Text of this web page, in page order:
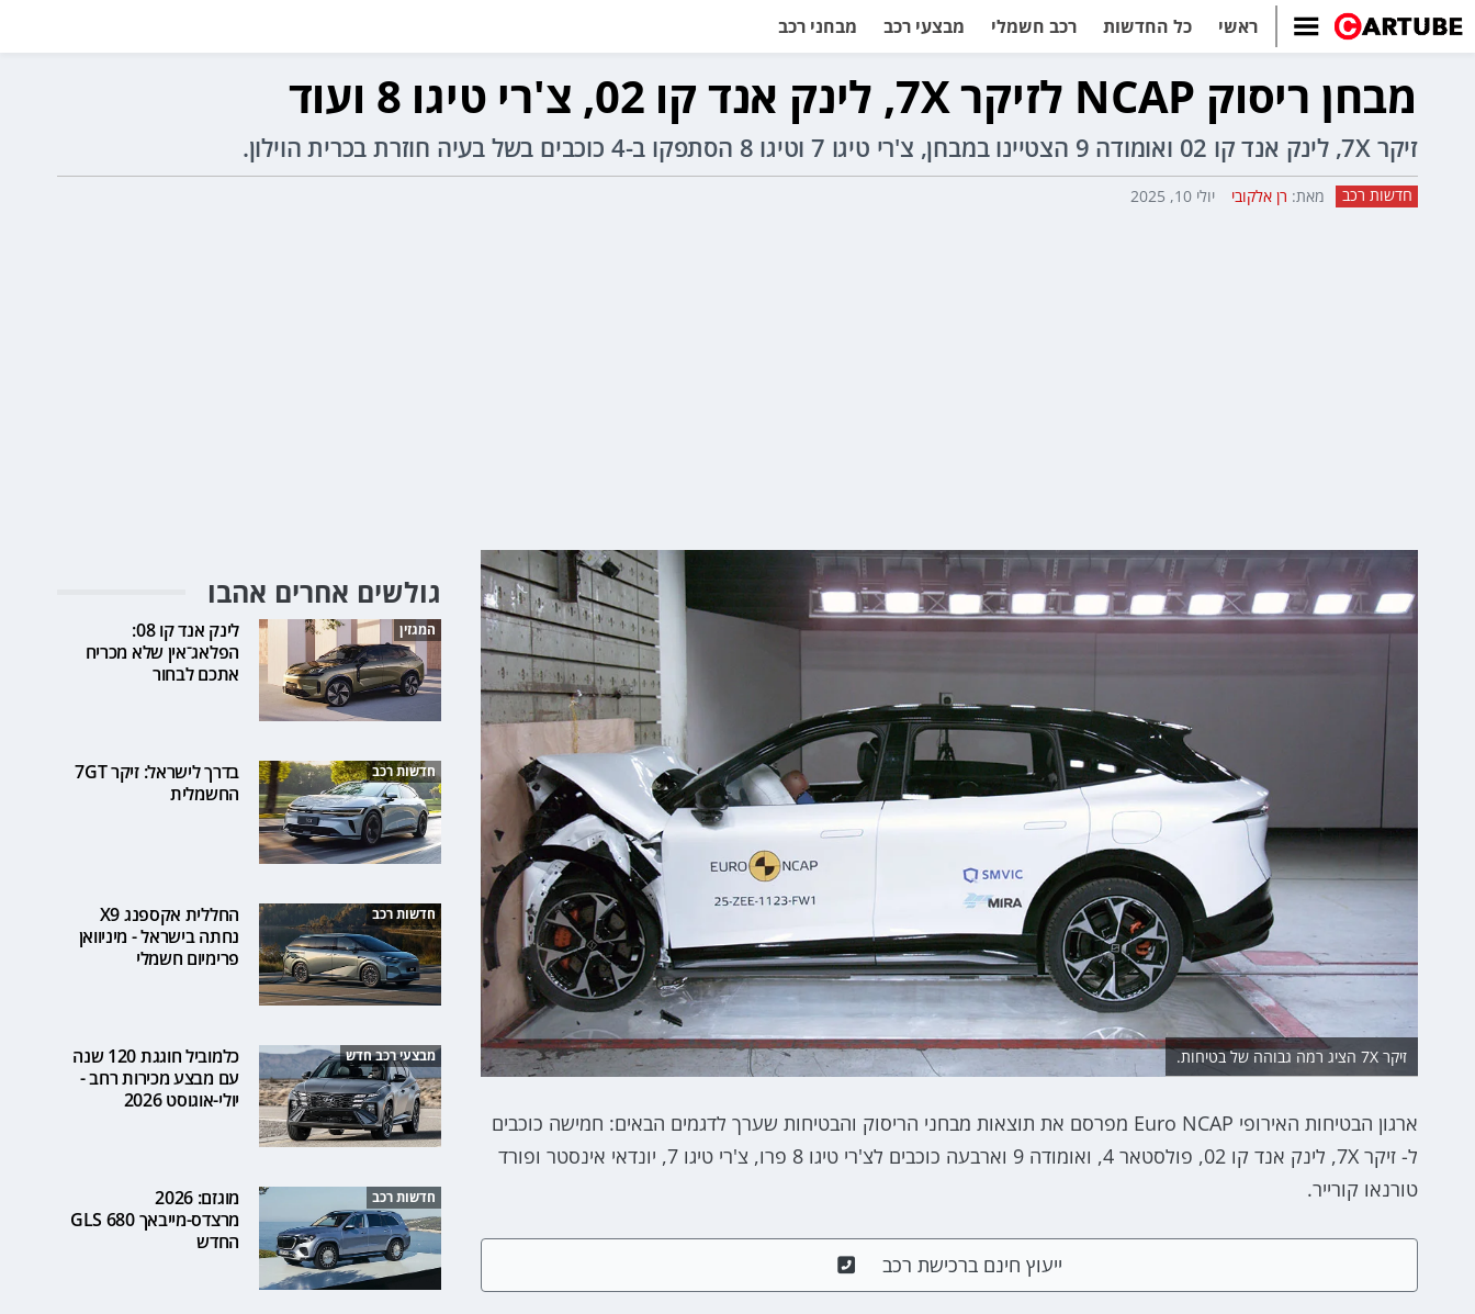
ראשי כל החדשות רכב חשמלי מבצעי רכב מבחני רכב
מבחן ריסוק NCAP לזיקר 7X, לינק אנד קו 02, צ'רי טיגו 8 ועוד
זיקר 7X, לינק אנד קו 02 ואומודה 9 הצטיינו במבחן, צ'רי טיגו 7 וטיגו 8 הסתפקו ב-4 כוכבים בשל בעיה חוזרת בכרית הוילון.
חדשות רכב מאת: רן אלקובי יולי 10, 2025
זיקר 7X הציג רמה גבוהה של בטיחות.
ארגון הבטיחות האירופי Euro NCAP מפרסם את תוצאות מבחני הריסוק והבטיחות שערך לדגמים הבאים: חמישה כוכבים
ל- זיקר 7X, לינק אנד קו 02, פולסטאר 4, ואומודה 9 וארבעה כוכבים לצ'רי טיגו 8 פרו, צ'רי טיגו 7, יונדאי אינסטר ופורד
טורנאו קורייר.
ייעוץ חינם ברכישת רכב
גולשים אחרים אהבו
המגזין
לינק אנד קו 08:
הפלאג־אין שלא מכריח
אתכם לבחור
חדשות רכב
בדרך לישראל: זיקר 7GT
החשמלית
חדשות רכב
החללית אקספנג X9
נחתה בישראל - מיניוואן
פרימיום חשמלי
מבצעי רכב חדש
כלמוביל חוגגת 120 שנה
עם מבצע מכירות רחב -
יולי-אוגוסט 2026
חדשות רכב
מוגזם: 2026
מרצדס-מייבאך GLS 680
החדש